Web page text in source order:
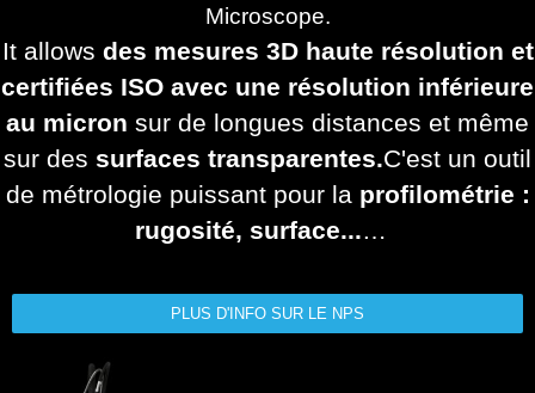
Microscope.
It allows des mesures 3D haute résolution et
certifiées ISO avec une résolution inférieure
au micron sur de longues distances et même
sur des surfaces transparentes.C'est un outil
de métrologie puissant pour la profilométrie :
rugosité, surface...…
PLUS D'INFO SUR LE NPS